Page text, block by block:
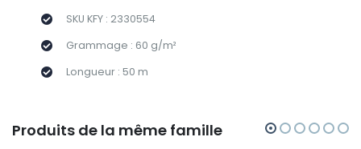
SKU KFY : 2330554
Grammage : 60 g/m²
Longueur : 50 m
Produits de la même famille